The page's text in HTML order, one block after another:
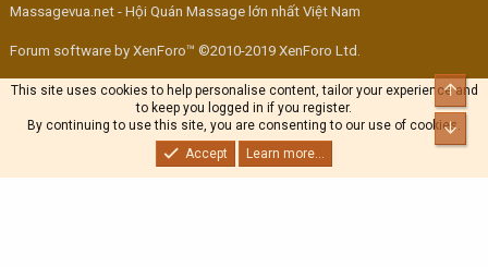
Massagevua.net - Hội Quán Massage lớn nhất Việt Nam
Forum software by XenForo™ ©2010-2019 XenForo Ltd.
This site uses cookies to help personalise content, tailor your experience and
to keep you logged in if you register.
By continuing to use this site, you are consenting to our use of cookies.
Accept
Learn more...
Top